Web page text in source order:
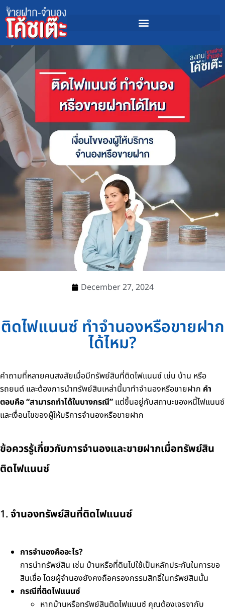
December 27, 2024
ติดไฟแนนซ์ ทำจำนองหรือขายฝาก
ได้ไหม?
คำถามที่หลายคนสงสัยเมื่อมีทรัพย์สินที่ติดไฟแนนซ์ เช่น บ้าน หรือ
รถยนต์ และต้องการนำทรัพย์สินเหล่านี้มาทำจำนองหรือขายฝาก คำ
ตอบคือ “สามารถทำได้ในบางกรณี” แต่ขึ้นอยู่กับสถานะของหนี้ไฟแนนซ์
และเงื่อนไขของผู้ให้บริการจำนองหรือขายฝาก
ข้อควรรู้เกี่ยวกับการจำนองและขายฝากเมื่อทรัพย์สิน
ติดไฟแนนซ์
1. จำนองทรัพย์สินที่ติดไฟแนนซ์
การจำนองคืออะไร?
การนำทรัพย์สิน เช่น บ้านหรือที่ดินไปใช้เป็นหลักประกันในการขอ
สินเชื่อ โดยผู้จำนองยังคงถือครองกรรมสิทธิ์ในทรัพย์สินนั้น
กรณีที่ติดไฟแนนซ์
หากบ้านหรือทรัพย์สินติดไฟแนนซ์ คุณต้องเจรจากับ